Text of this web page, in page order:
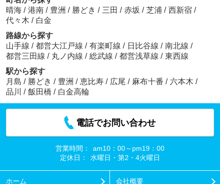
晴海 / 港南 / 豊洲 / 勝どき / 三田 / 赤坂 / 芝浦 / 西新宿 /
代々木 / 白金
路線から探す
山手線 / 都営大江戸線 / 有楽町線 / 日比谷線 / 南北線 /
都営三田線 / 丸ノ内線 / 総武線 / 都営浅草線 / 東西線
駅から探す
月島 / 勝どき / 豊洲 / 恵比寿 / 広尾 / 麻布十番 / 六本木 /
品川 / 飯田橋 / 白金高輪
電話でお問い合わせ
営業時間：
am10：00～pm19：00
定休日：
水曜日・第2・4火曜日
ホーム 会社概要